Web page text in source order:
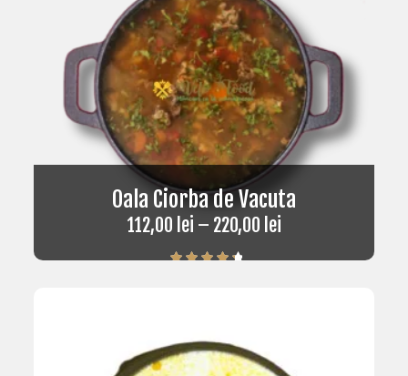
Oala Ciorba de Vacuta
112,00 lei – 220,00 lei